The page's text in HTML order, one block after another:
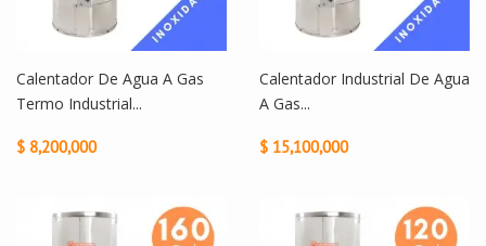
Calentador De Agua A Gas
Termo Industrial...
$ 8,200,000
Calentador Industrial De Agua
A Gas...
$ 15,100,000